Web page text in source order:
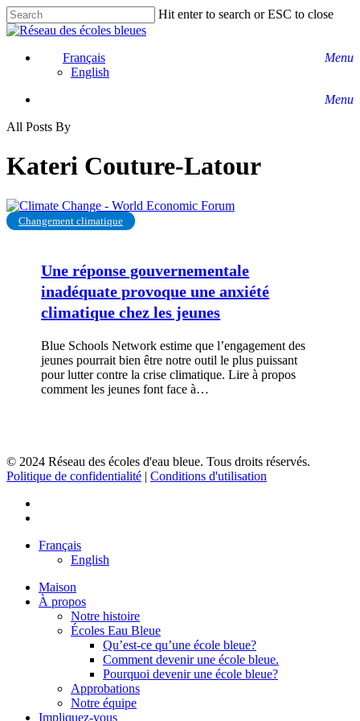
Skip
to
content
Hit enter to search or ESC to close
Close
Menu
Français
English
Menu
All Posts By
Kateri Couture-Latour
Une
réponse
inadéquate
provoque
climatique
Changement climatique
Une réponse gouvernementale
inadéquate provoque une anxiété
climatique chez les jeunes
Blue Schools Network estime que l’engagement des
jeunes pourrait bien être notre outil le plus puissant
pour lutter contre la crise climatique. Lire à propos
comment les jeunes font face à…
© 2024 Réseau des écoles d'eau bleue. Tous droits réservés.
Politique de confidentialité | Conditions d'utilisation
Close
Français
English
Maison
À propos
Notre histoire
Écoles Eau Bleue
Qu’est-ce qu’une école bleue?
Comment devenir une école bleue.
Pourquoi devenir une école bleue?
Approbations
Notre équipe
Impliquez-vous